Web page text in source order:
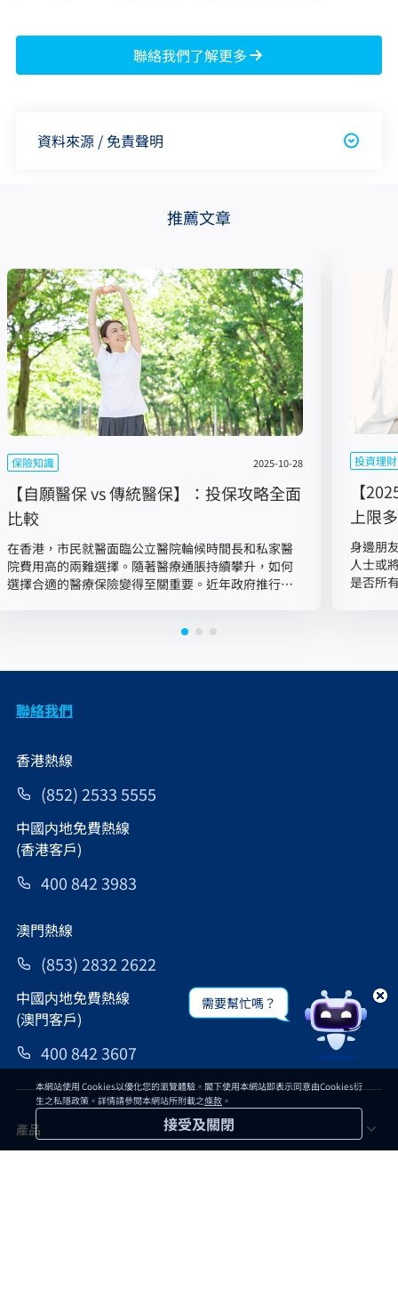
聯絡我們了解更多
資料來源 / 免責聲明
推薦文章
保險知識 2025-10-28
【自願醫保 vs 傳統醫保】：投保攻略全面
比較
在香港，市民就醫面臨公立醫院輪候時間長和私家醫
院費用高的兩難選擇。隨著醫療通脹持續攀升，如何
選擇合適的醫療保險變得至關重要。近年政府推行的
醫療服務的彈性選擇。 究竟醫療保險是什麼？而自願
的保障計劃？本文將詳細比較自願醫保及傳統醫保，
投資理財
【
上限
身邊朋
人士或
是否所
此，年
需要幫忙嗎？
本網站使用 Cookies以優化您的瀏覽體驗。閣下使用本網站即表示同意由Cookies衍
生之私隱政策。詳情請參閱本網站所附載之條款 。
接受及關閉
聯絡我們
香港熱線
(852) 2533 5555
中國内地免費熱線
(香港客戶)
400 842 3983
澳門熱線
(853) 2832 2622
中國内地免費熱線
(澳門客戶)
400 842 3607
產品